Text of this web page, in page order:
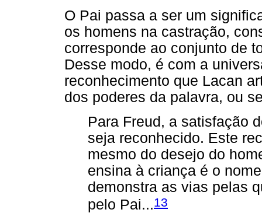
O Pai passa a ser um
os homens na castração,
corresponde ao conjunto de
Desse modo, é com a
reconhecimento que Lacan
dos poderes da palavra, ou
Para Freud, a satisfação
seja reconhecido. Este
mesmo do desejo do
ensina à criança é o
demonstra as vias pelas
pelo Pai...13